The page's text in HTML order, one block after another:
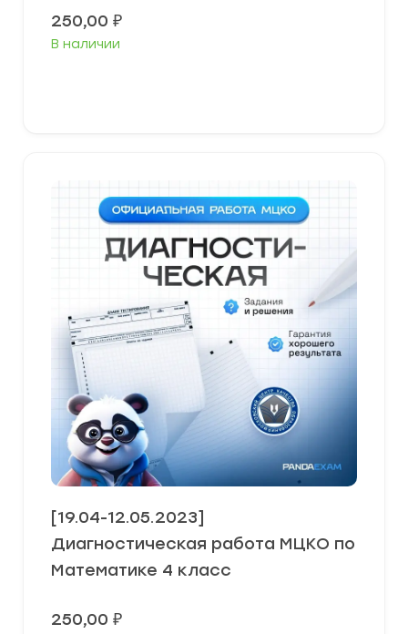
250,00 ₽
В наличии
[19.04-12.05.2023]
Диагностическая работа МЦКО по
Математике 4 класс
250,00 ₽